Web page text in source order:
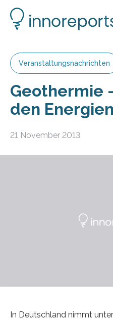
Veranstaltungsnachrichten
Geothermie
den
21 November 2013
In Deutschland nimmt